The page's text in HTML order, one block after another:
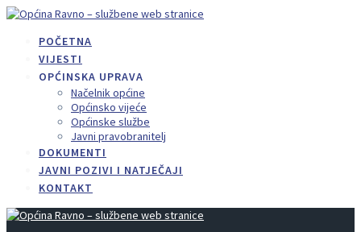
Skip
contentPOČETNA
VIJESTI
OPĆINSKA UPRAVA
Načelnik općine
Općinsko vijeće
Općinske službe
Javni pravobranitelj
DOKUMENTI
JAVNI POZIVI I NATJEČAJI
KONTAKT